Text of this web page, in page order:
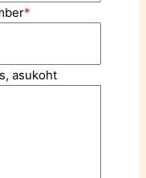
*
asukoht